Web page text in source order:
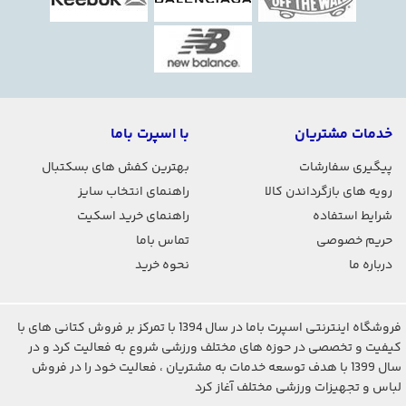
خدمات مشتریان
پیگیری سفارشات
رویه های بازگرداندن کالا
شرایط استفاده
حریم خصوصی
درباره ما
با اسپرت باما
بهترین کفش های بسکتبال
راهنمای انتخاب سایز
راهنمای خرید اسکیت
تماس باما
نحوه خرید
فروشگاه اینترنتی اسپرت باما در سال 1394 با تمرکز بر فروش کتانی های با
کیفیت و تخصصی در حوزه های مختلف ورزشی شروع به فعالیت کرد و در
سال 1399 با هدف توسعه خدمات به مشتریان ، فعالیت خود را در فروش
لباس و تجهیزات ورزشی مختلف آغاز کرد